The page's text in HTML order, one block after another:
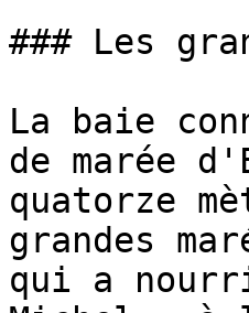
### Les
La baie
de marée
quatorze
grandes
qui a